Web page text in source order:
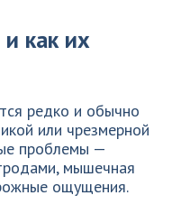
как их
редко и обычно
или чрезмерной
проблемы —
мышечная
ощущения.